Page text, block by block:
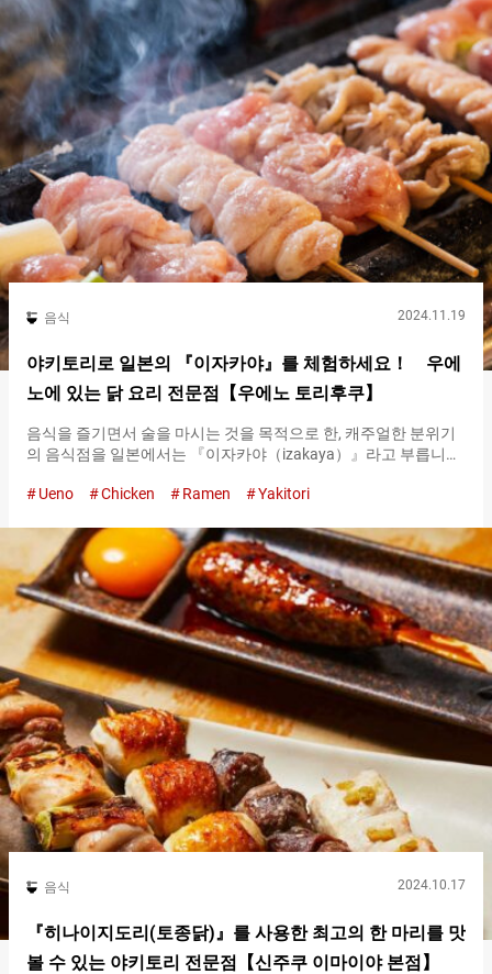
『노미호다이(무제한 음료)（all-you-can-drink）』가 있으며, 마
실 수 있는 음료는 ７０종 이상！ 컵을 위로 밀어 올리면 병에서 적
당량의 알코올이 나오는 시스템 『야키토리〇킨（Yakitori
Marukin）』에서는 『노미호다이(무제한 음료)（all-you-can-
drink）』를 주문한 사람 자신이 음료를 따르기 때문에 원하는 타
이밍에 마실 수 있는 것도 기쁜 포인트입니다. 맥주나 일본술 외에
도 리큐르나 소프트드링크도 있으며, 조합에 따라 마실 수 있는 술
은 무한대입니다. 과실주, 소주, 아와모리도 준비되어 있습니다 무
제한 음료와 함께 즐기고 싶은 『야키토리〇킨（Yakitori
Marukin）』의 야끼토리 『노미호다이(무제한 음료)（all-you-
can-drink）』는 음식과 함께 주문할 때 그 매력이 발휘됩니다.
『야키토리〇킨（Yakitori Marukin）』에서 『노미호다이(무제
한 음료)（all-you-can-drink）』와 함께 즐기고 싶은 것은, 정성이
담긴 야끼토리입니다. 『야끼토리(닭꼬치구이) ５슈 모리(종 모
음식 2024.11.19
야키토리로 일본의 『이자카야』를 체험하세요！ 우에
노에 있는 닭 요리 전문점【우에노 토리후쿠】
음식을 즐기면서 술을 마시는 것을 목적으로 한, 캐주얼한 분위기
의 음식점을 일본에서는 『이자카야（izakaya）』라고 부릅니다.
인 요리는 야키토리입니다. 일본을 방문했을 때, 『이자카야
가게가 『우에노 토리후쿠（Ueno Torifuku）』입니다. 닭 요리 전
문점에서 야키토리는 물론, 다양한 요리를 즐길 수 있습니다. 재료
자체의 맛을 느끼고 싶다면 소금맛으로！ 『우에노 토리후쿠
（Ueno Torifuku）』를 방문했다면, 반드시 주문해야 할 메뉴는
야키토리입니다. 매장 내에 설치된 구이장에서, 한 개씩 장인이 시
간을 들여 구워냅니다. 야키토리에 사용하는 닭고기는, 엄선된 국
산 명품 닭입니다. 특유의 맛이 없기 때문에, 소금을 뿌린 단순한
맛으로 먹는 것이 추천입니다. 소금으로 인해, 닭의 즙이 많고 맛이
더욱 돋보입니다. 『오수수메 (추천)고슈(다섯 종)모리아세(모듬)
（왼쪽부터, 가와・본지리・네기마・토리토로・ 스나즈리）
（Recommended ５-types-of-skewers Platter(from left to right,
chicken skin, chicken tail, negima, toritoro, chicken
gizzard)）』 ９８０엔（세금 포함） 『우에노 토리후쿠（Ueno
Torifuku）』에는, 『네기마（chicken…
Ueno Chicken Ramen Yakitori
음식 2024.10.17
『히나이지도리(토종닭)』를 사용한 최고의 한 마리를 맛
볼 수 있는 야키토리 전문점【신주쿠 이마이야 본점】